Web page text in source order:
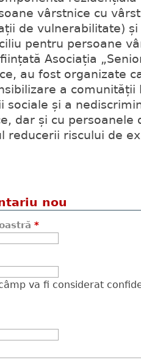
vârstnice cu
de vulnerabilitate)
pentru persoane
Asociația
au fost organizate
a comunității
sociale și a
dar și cu persoanele
reducerii riscului de
nou
*
va fi considerat